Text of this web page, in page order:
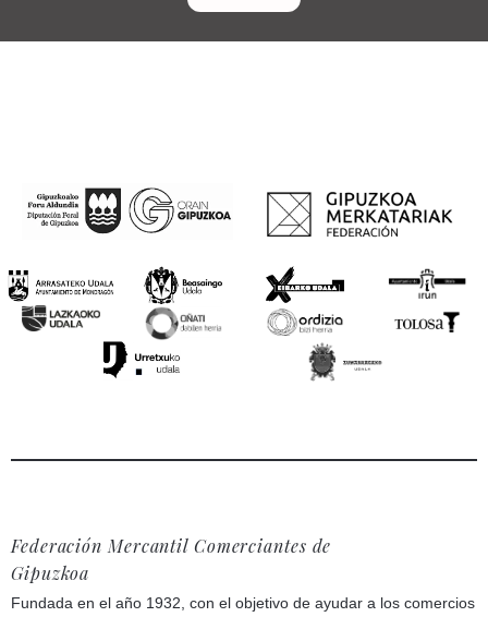
Federación Mercantil Comerciantes de
Gipuzkoa
Fundada en el año 1932, con el objetivo de ayudar a los comercios